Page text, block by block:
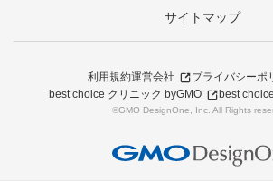
サイトマップ
利用規約運営会社
プライバシーポ
best choice クリニック byGMO
best
©GMO DesignOne, Inc. All Rights